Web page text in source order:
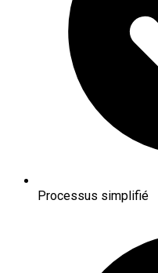
Processus simplifié